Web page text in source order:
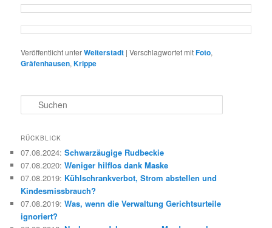
Veröffentlicht unterWeiterstadt |Verschlagwortet mitFoto,
Gräfenhausen,Krippe
u
h
n
RÜCKBLICK
07.08.2024:Schwarzäugige Rudbeckie
07.08.2020:Weniger hilflos dank Maske
07.08.2019: Kühlschrankverbot, Strom abstellen und
Kindesmissbrauch?
07.08.2019:Was, wenn die Verwaltung Gerichtsurteile
ignoriert?